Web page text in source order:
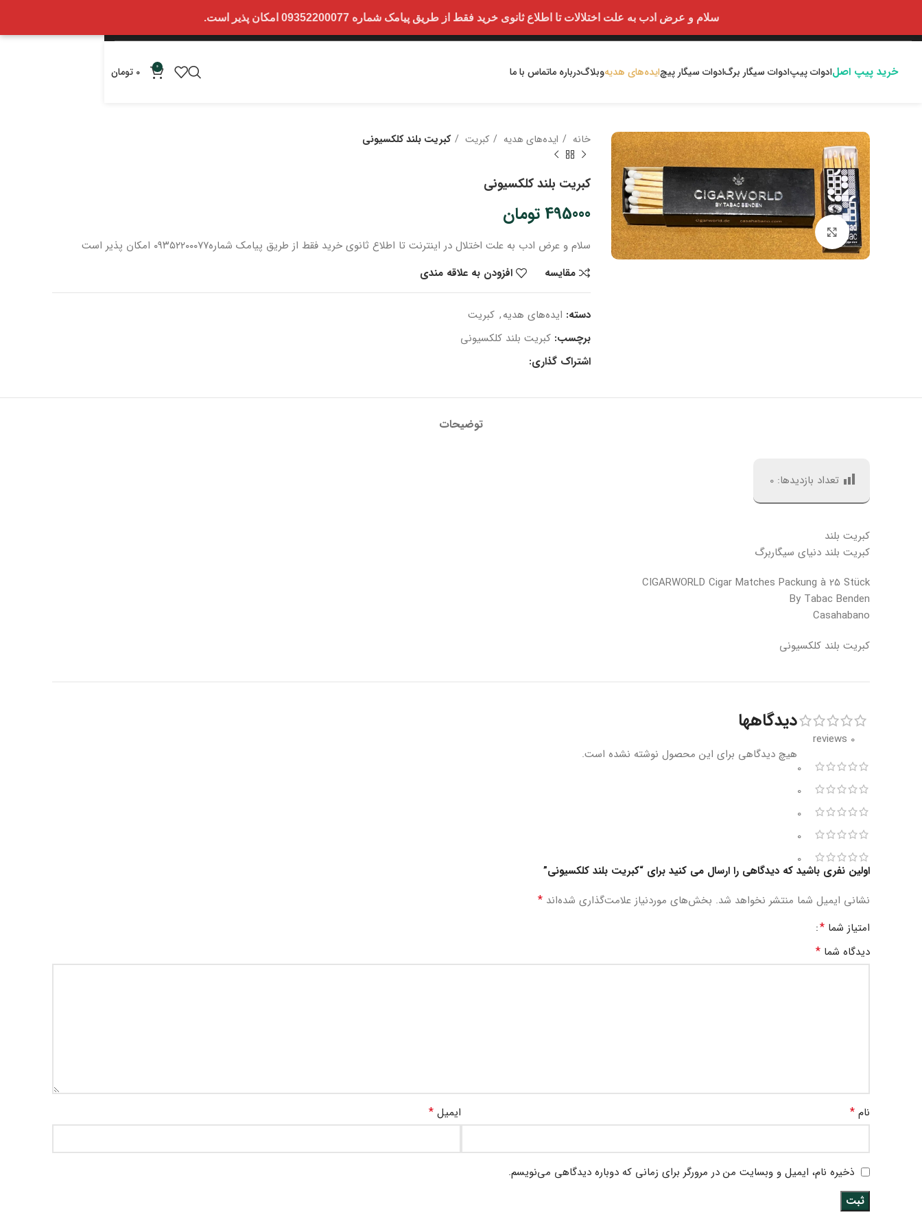
سلام و عرض ادب به علت اختلالات تا اطلاع ثانوی خرید فقط از طریق پیامک شماره 09352200077 امکان پذیر است.
خرید پیپ اصلادوات پیپادوات سیگار برگادوات سیگار پیچایده‌های هدیهوبلاگدرباره ماتماس با ما 0
0 تومان
بزرگنمایی تصویر
خانه ایده‌های هدیه کبریت کبریت بلند کلکسیونی
کبریت بلند کلکسیونی
495000 تومان
سلام و عرض ادب به علت اختلال در اینترنتتا اطلاع ثانویخریدفقط از طریق پیامک شماره۰۹۳۵۲۲۰۰۰۷۷ امکان پذیر است
مقایسه
افزودن به علاقه مندی
دسته: ایده‌های هدیه, کبریت
برچسب: کبریت بلند کلکسیونی
اشتراک گذاری:
توضیحات
تعداد بازدیدها: 0
کبریت بلند
کبریت بلند دنیای سیگاربرگ
CIGARWORLD Cigar Matches Packung à 25 Stück
By Tabac Benden
Casahabano
کبریت بلند کلکسیونی
0 reviews
0
0
0
0
0
دیدگاهها
هیچ دیدگاهی برای این محصول نوشته نشده است.
اولین نفری باشید که دیدگاهی را ارسال می کنید برای “کبریت بلند کلکسیونی”
نشانی ایمیل شما منتشر نخواهد شد. بخش‌های موردنیاز علامت‌گذاری شده‌اند *
امتیاز شما *
دیدگاه شما *
نام * ایمیل *
ذخیره نام، ایمیل و وبسایت من در مرورگر برای زمانی که دوباره دیدگاهی می‌نویسم.